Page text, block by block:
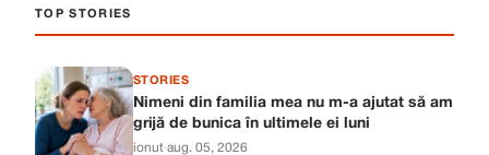
TOP STORIES
STORIES
Nimeni din familia mea nu m-a ajutat să am
grijă de bunica în ultimele ei luni
ionut·aug. 05, 2026